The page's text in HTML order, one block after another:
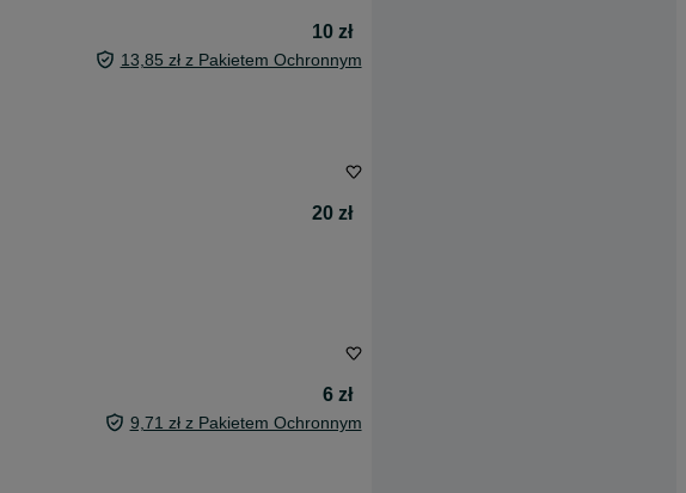
10 zł
13,85 zł z Pakietem Ochronnym
20 zł
6 zł
9,71 zł z Pakietem Ochronnym